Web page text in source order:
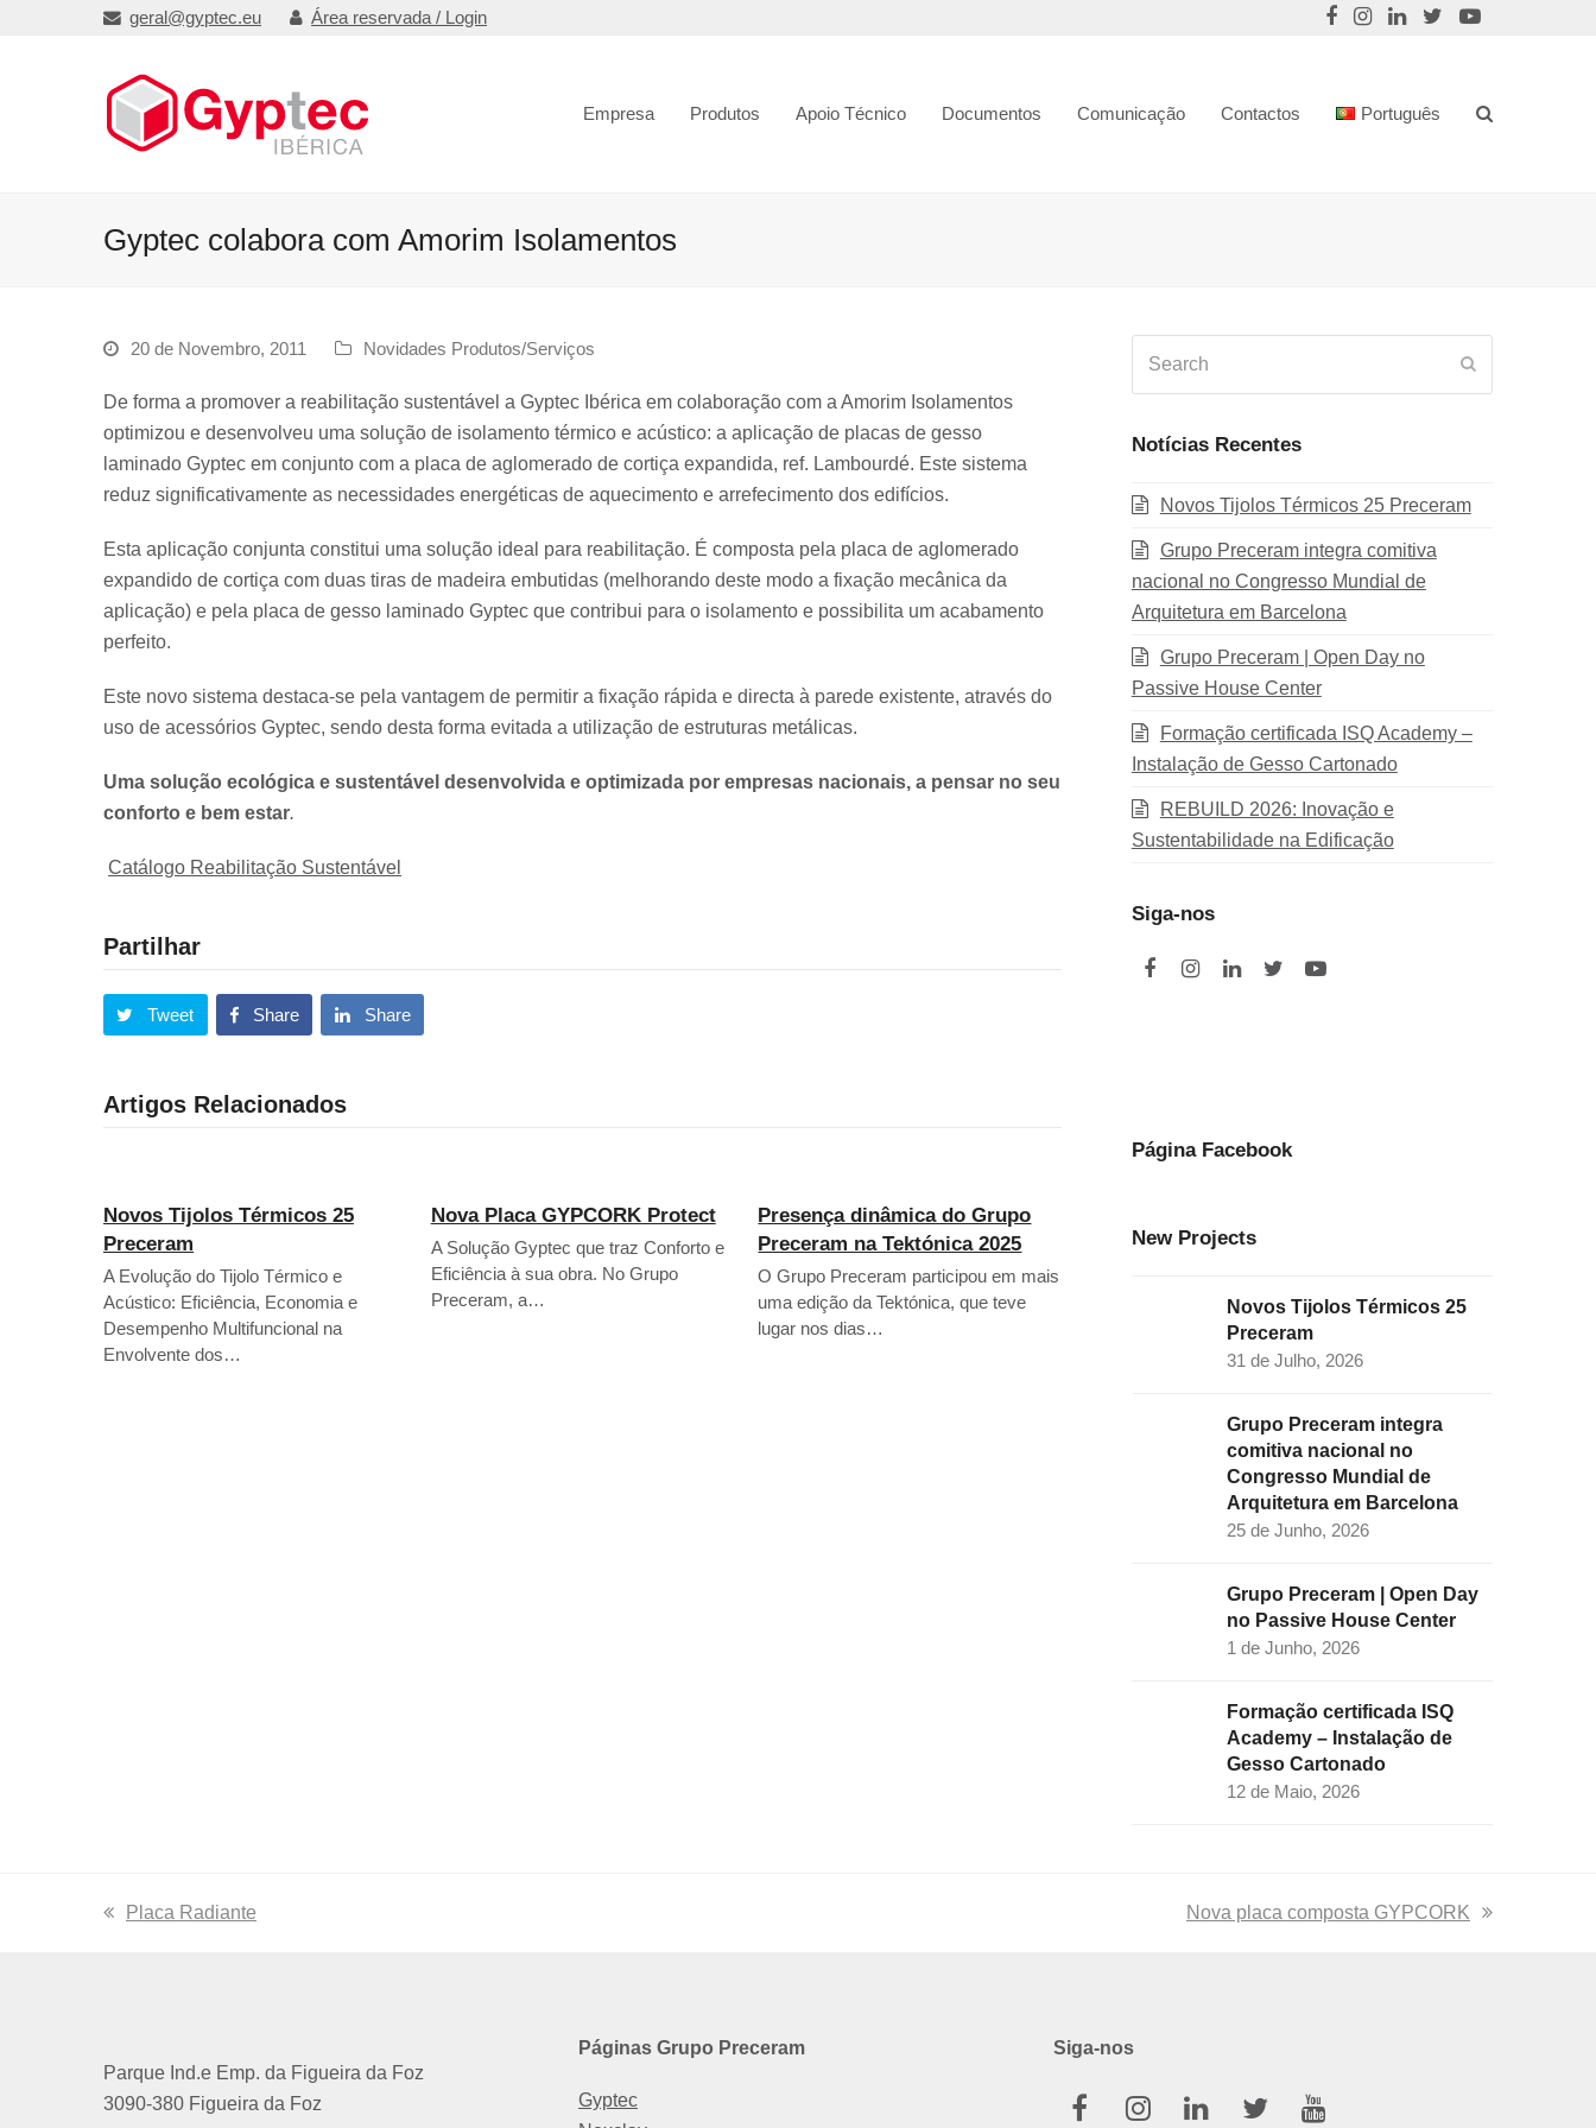
geral@gyptec.eu Área reservada / Login
Empresa Produtos Apoio Técnico Documentos Comunicação Contactos Português
Gyptec colabora com Amorim Isolamentos
20 de Novembro, 2011 Novidades Produtos/Serviços
De forma a promover a reabilitação sustentável a Gyptec Ibérica em colaboração com a Amorim Isolamentos
optimizou e desenvolveu uma solução de isolamento térmico e acústico: a aplicação de placas de gesso
laminado Gyptec em conjunto com a placa de aglomerado de cortiça expandida, ref. Lambourdé. Este sistema
reduz significativamente as necessidades energéticas de aquecimento e arrefecimento dos edifícios.
Esta aplicação conjunta constitui uma solução ideal para reabilitação. É composta pela placa de aglomerado
expandido de cortiça com duas tiras de madeira embutidas (melhorando deste modo a fixação mecânica da
aplicação) e pela placa de gesso laminado Gyptec que contribui para o isolamento e possibilita um acabamento
perfeito.
Este novo sistema destaca-se pela vantagem de permitir a fixação rápida e directa à parede existente, através do
uso de acessórios Gyptec, sendo desta forma evitada a utilização de estruturas metálicas.
Uma solução ecológica e sustentável desenvolvida e optimizada por empresas nacionais, a pensar no seu
conforto e bem estar.
Catálogo Reabilitação Sustentável
Partilhar
Tweet Share Share
Artigos Relacionados
Novos Tijolos Térmicos 25
Preceram
A Evolução do Tijolo Térmico e
Acústico: Eficiência, Economia e
Desempenho Multifuncional na
Envolvente dos…
Nova Placa GYPCORK Protect
A Solução Gyptec que traz Conforto e
Eficiência à sua obra. No Grupo
Preceram, a…
Presença dinâmica do Grupo
Preceram na Tektónica 2025
O Grupo Preceram participou em mais
uma edição da Tektónica, que teve
lugar nos dias…
Notícias Recentes
Novos Tijolos Térmicos 25 Preceram
Grupo Preceram integra comitiva
nacional no Congresso Mundial de
Arquitetura em Barcelona
Grupo Preceram | Open Day no
Passive House Center
Formação certificada ISQ Academy –
Instalação de Gesso Cartonado
REBUILD 2026: Inovação e
Sustentabilidade na Edificação
Siga-nos
F
o
I
g
m
L
d
e
Y
Página Facebook
New Projects
Novos Tijolos Térmicos 25
Preceram
31 de Julho, 2026
Grupo Preceram integra
comitiva nacional no
Congresso Mundial de
Arquitetura em Barcelona
25 de Junho, 2026
Grupo Preceram | Open Day
no Passive House Center
1 de Junho, 2026
Formação certificada ISQ
Academy – Instalação de
Gesso Cartonado
12 de Maio, 2026
previous
Placa Radiante
next
Nova placa composta GYPCORK
Parque Ind.e Emp. da Figueira da Foz
3090-380 Figueira da Foz
Páginas Grupo Preceram
Gyptec
Siga-nos
Facebook
InstagramLinkedinTwitter